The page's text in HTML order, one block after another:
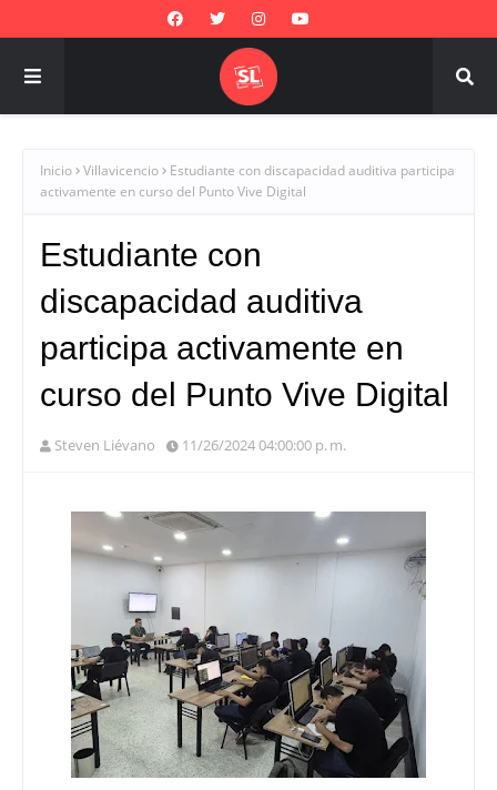
Inicio Villavicencio
Estudiante con discapacidad auditiva participa
activamente en curso del Punto Vive Digital
Estudiante con
discapacidad auditiva
participa activamente en
curso del Punto Vive Digital
Steven Liévano 11/26/2024 04:00:00 p. m.